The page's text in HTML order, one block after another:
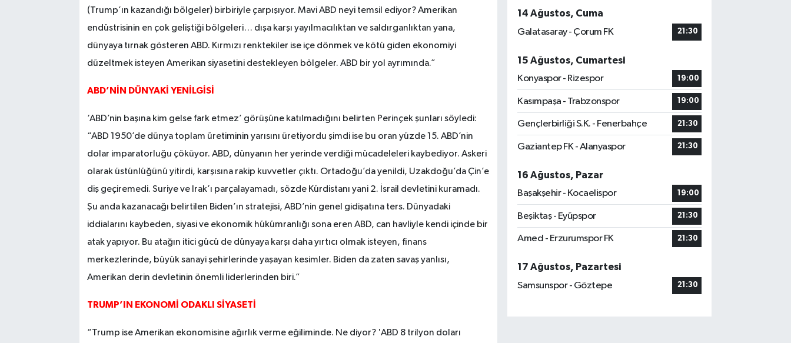
(Trump’ın kazandığı bölgeler) birbiriyle çarpışıyor. Mavi ABD neyi temsil ediyor? Amerikan
endüstrisinin en çok geliştiği bölgeleri… dışa karşı yayılmacılıktan ve saldırganlıktan yana,
dünyaya tırnak gösteren ABD. Kırmızı renktekiler ise içe dönmek ve kötü giden ekonomiyi
düzeltmek isteyen Amerikan siyasetini destekleyen bölgeler. ABD bir yol ayrımında.”
ABD’NİN DÜNYAKİ YENİLGİSİ
‘ABD’nin başına kim gelse fark etmez’ görüşüne katılmadığını belirten Perinçek şunları söyledi:
“ABD 1950’de dünya toplam üretiminin yarısını üretiyordu şimdi ise bu oran yüzde 15. ABD’nin
dolar imparatorluğu çöküyor. ABD, dünyanın her yerinde verdiği mücadeleleri kaybediyor. Askeri
olarak üstünlüğünü yitirdi, karşısına rakip kuvvetler çıktı. Ortadoğu’da yenildi, Uzakdoğu’da Çin’e
diş geçiremedi. Suriye ve Irak’ı parçalayamadı, sözde Kürdistanı yani 2. İsrail devletini kuramadı.
Şu anda kazanacağı belirtilen Biden’ın stratejisi, ABD’nin genel gidişatına ters. Dünyadaki
iddialarını kaybeden, siyasi ve ekonomik hükümranlığı sona eren ABD, can havliyle kendi içinde bir
atak yapıyor. Bu atağın itici gücü de dünyaya karşı daha yırtıcı olmak isteyen, finans
merkezlerinde, büyük sanayi şehirlerinde yaşayan kesimler. Biden da zaten savaş yanlısı,
Amerikan derin devletinin önemli liderlerinden biri.”
TRUMP’IN EKONOMİ ODAKLI SİYASETİ
“Trump ise Amerikan ekonomisine ağırlık verme eğiliminde. Ne diyor? 'ABD 8 trilyon doları
14 Ağustos, Cuma
Galatasaray - Çorum FK
21:30
15 Ağustos, Cumartesi
Konyaspor - Rizespor
19:00
Kasımpaşa - Trabzonspor 19:00
Gençlerbirliği S.K. - Fenerbahçe 21:30
Gaziantep FK - Alanyaspor 21:30
16 Ağustos, Pazar
Başakşehir - Kocaelispor
19:00
Beşiktaş - Eyüpspor 21:30
Amed - Erzurumspor FK 21:30
17 Ağustos, Pazartesi
Samsunspor - Göztepe
21:30